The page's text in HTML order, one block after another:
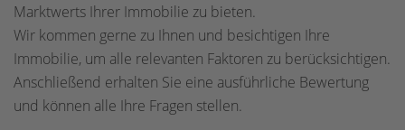
Marktwerts Ihrer Immobilie zu bieten.
Wir kommen gerne zu Ihnen und besichtigen Ihre
Immobilie, um alle relevanten Faktoren zu berücksichtigen.
Anschließend erhalten Sie eine ausführliche Bewertung
und können alle Ihre Fragen stellen.